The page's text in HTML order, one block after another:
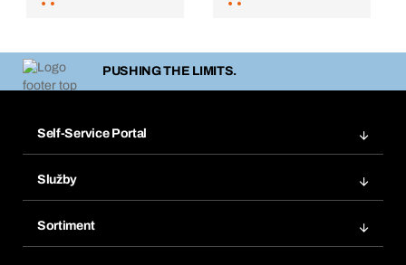
PUSHING THE LIMITS.
Self-Service Portal
Obľúbené
Opakované objednávky
Služby
Sortiment